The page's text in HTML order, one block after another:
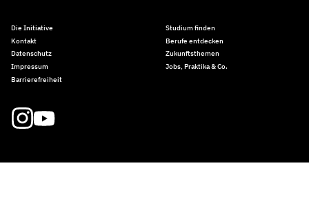
Die Initiative
Kontakt
Datenschutz
Impressum
Barrierefreiheit
Studium finden
Berufe entdecken
Zukunftsthemen
Jobs, Praktika & Co.